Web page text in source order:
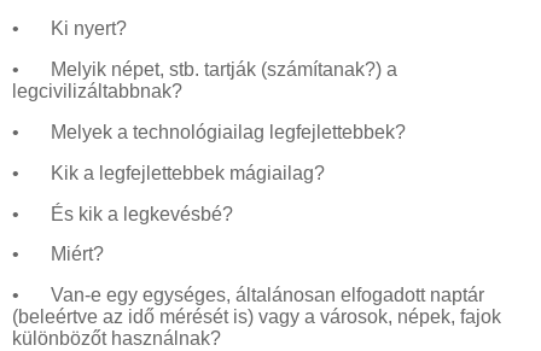
•
Ki nyert?
•
Melyik népet, stb. tartják (számítanak?) a
legcivilizáltabbnak?
•
Melyek a technológiailag legfejlettebbek?
•
Kik a legfejlettebbek mágiailag?
•
És kik a legkevésbé?
•
Miért?
•
Van-e egy egységes, általánosan elfogadott naptár
(beleértve az idő mérését is) vagy a városok, népek, fajok
különbözőt használnak?